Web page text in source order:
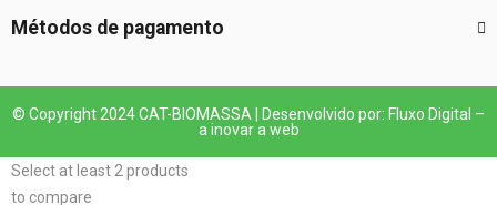
Métodos de pagamento
© Copyright 2024 CAT-BIOMASSA | Desenvolvido por: Fluxo Digital –
a inovar a web
Select at least 2 products
to compare